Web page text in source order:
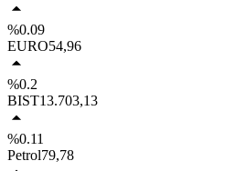
%0.09
EURO54,96
%0.2
BIST13.703,13
%0.11
Petrol79,78